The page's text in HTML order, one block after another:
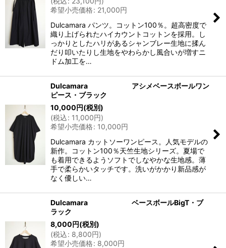
希望小売価格: 21,000円
Dulcamara パンツ。コットン100％。超高密度で
織り上げられたハイカウントコットンを採用。し
っかりとしたハリがあるシャンブレー生地に揉ん
だり叩いたりし生地をやわらかし風合いが増すニ
ドム加工を…
Dulcamara アシメベースボールワン
ピース・ブラック
10,000円(税別)
(税込: 11,000円)
希望小売価格: 10,000円
Dulcamara カットソーワンピース。人気モデルの
新作。コットン100％天竺生地シリーズ。夏場で
も着用できるようソフトでしなやかな生地感。薄
手で柔らかいタッチです。洗いがかかり新品感が
なく優しい…
Dulcamara ベースボールBigT・ブ
ラック
8,000円(税別)
(税込: 8,800円)
希望小売価格: 8,000円